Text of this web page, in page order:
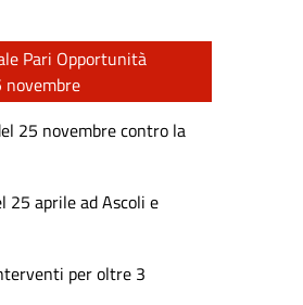
Pari Opportunità
novembre
25 novembre contro la
25 aprile ad Ascoli e
per oltre 3